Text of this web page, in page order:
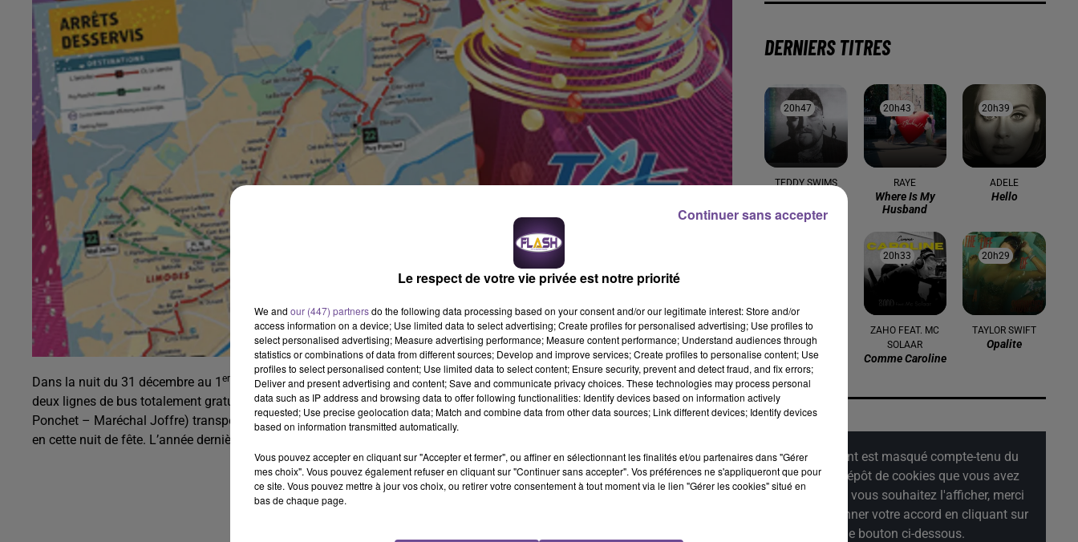
Dans la nuit du 31 décembre au 1 er
janvier la communauté d’agglomération Limoges Métropole proposera aux habitants
deux lignes de bus totalement gratuites. De 2h50 à 8h, les bus des lignes 21 (Beaubreuil-Charles le Gendre) et 22 (Puy
Ponchet – Maréchal Joffre) transporteront les voyageurs gratuitement pour des déplacements en transport urbain sécurisés
en cette nuit de fête. L’année dernière près de 350 personnes avaient été transportées dans le cadre de cette opération.
DERNIERS TITRES
20h47
20h47
TEDDY SWIMS
20h43
20h43
RAYE
Where Is My
Husband
20h39
20h39
ADELE
Hello
LUIZA
Jet Lag
20h33
20h33
ZAHO FEAT. MC
SOLAAR
Comme Caroline
20h29
20h29
TAYLOR SWIFT
Opalite
Cet élément est masqué compte-tenu du
refus du dépôt de cookies que vous avez
exprimé. Si vous souhaitez l'afficher, merci
de nous donner votre accord en cliquant sur
le bouton ci-dessous.
Le respect de votre vie privée est notre priorité
We and our (447) partnersdo the following data processing based on your consent and/or our legitimate interest: Store and/or
access information on a device; Use limited data to select advertising; Create profiles for personalised advertising; Use profiles to
select personalised advertising; Measure advertising performance; Measure content performance; Understand audiences through
statistics or combinations of data from different sources; Develop and improve services; Create profiles to personalise content; Use
profiles to select personalised content; Use limited data to select content; Ensure security, prevent and detect fraud, and fix errors;
Deliver and present advertising and content; Save and communicate privacy choices. These technologies may process personal
data such as IP address and browsing data to offer following functionalities: Identify devices based on information actively
requested; Use precise geolocation data; Match and combine data from other data sources; Link different devices; Identify devices
based on information transmitted automatically.
Vous pouvez accepter en cliquant sur "Accepter et fermer", ou affiner en sélectionnant les finalités et/ou partenaires dans "Gérer
mes choix". Vous pouvez également refuser en cliquant sur "Continuer sans accepter". Vos préférences ne s'appliqueront que pour
ce site. Vous pouvez mettre à jour vos choix, ou retirer votre consentement à tout moment via le lien "Gérer les cookies" situé en
bas de chaque page.
Continuer sans accepter